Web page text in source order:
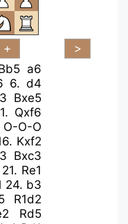
a6
6.d4
Bxe5
Qxf6
O-O-O
Kxf2
Bxc3
21. Re1
24. b3
R1d2
Rd5